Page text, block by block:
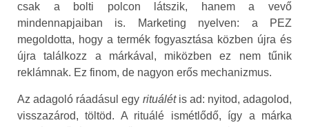
csak a bolti polcon látszik, hanem a vevő
mindennapjaiban is. Marketing nyelven: a PEZ
megoldotta, hogy a termék fogyasztása közben újra és
újra találkozz a márkával, miközben ez nem tűnik
reklámnak. Ez finom, de nagyon erős mechanizmus.
Az adagoló ráadásul egy rituálétis ad: nyitod, adagolod,
visszazárod, töltöd. A rituálé ismétlődő, így a márka